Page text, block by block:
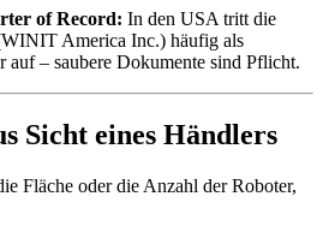
of Record: In den USA tritt die
America Inc.) häufig als
auf – saubere Dokumente sind Pflicht.
Sicht eines Händlers
Fläche oder die Anzahl der Roboter,